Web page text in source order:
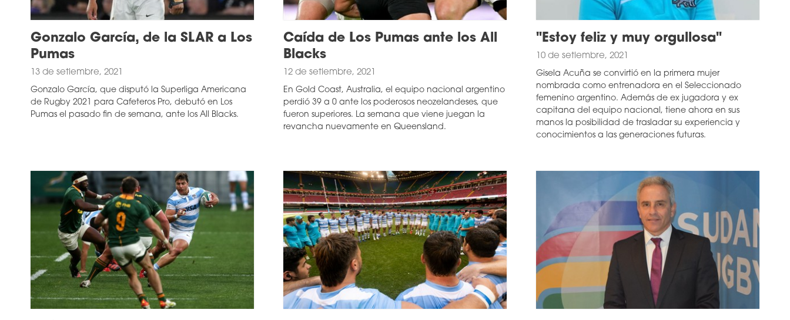
Gonzalo García, de la SLAR a Los
Pumas
13 de setiembre, 2021
Gonzalo García, que disputó la Superliga Americana
de Rugby 2021 para Cafeteros Pro, debutó en Los
Pumas el pasado fin de semana, ante los All Blacks.
Caída de Los Pumas ante los All
Blacks
12 de setiembre, 2021
En Gold Coast, Australia, el equipo nacional argentino
perdió 39 a 0 ante los poderosos neozelandeses, que
fueron superiores. La semana que viene juegan la
revancha nuevamente en Queensland.
"Estoy feliz y muy orgullosa"
10 de setiembre, 2021
Gisela Acuña se convirtió en la primera mujer
nombrada como entrenadora en el Seleccionado
femenino argentino. Además de ex jugadora y ex
capitana del equipo nacional, tiene ahora en sus
manos la posibilidad de trasladar su experiencia y
conocimientos a las generaciones futuras.